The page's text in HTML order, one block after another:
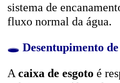
sistema de
fluxo normal da água.
🕳️ Desentupimento
A caixa de esgoto é